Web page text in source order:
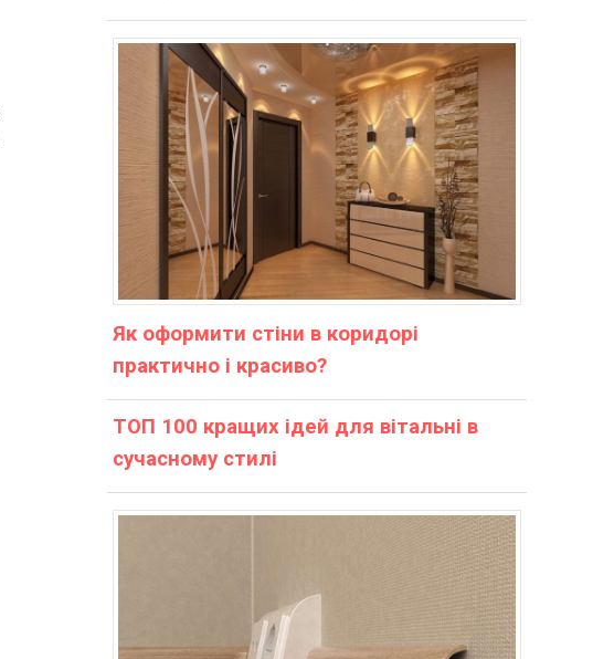
Як оформити стіни в коридорі
практично і красиво?
ТОП 100 кращих ідей для вітальні в
сучасному стилі